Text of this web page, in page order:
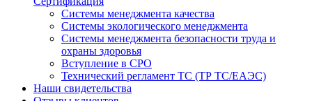
Системы менеджмента качества
Системы экологического менеджмента
Системы менеджмента безопасности труда и
охраны здоровья
Вступление в СРО
Технический регламент ТС (ТР ТС/ЕАЭС)
Наши свидетельства